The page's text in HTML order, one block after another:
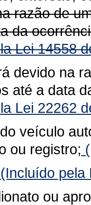
razão de
da
Lei 14558
devido na
até a data
Lei 22262
veículo
ou registro;
(Incluído pela
ou